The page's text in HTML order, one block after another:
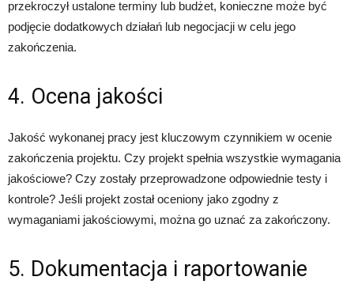
przekroczył ustalone terminy lub budżet, konieczne może być
podjęcie dodatkowych działań lub negocjacji w celu jego
zakończenia.
4. Ocena jakości
Jakość wykonanej pracy jest kluczowym czynnikiem w ocenie
zakończenia projektu. Czy projekt spełnia wszystkie wymagania
jakościowe? Czy zostały przeprowadzone odpowiednie testy i
kontrole? Jeśli projekt został oceniony jako zgodny z
wymaganiami jakościowymi, można go uznać za zakończony.
5. Dokumentacja i raportowanie